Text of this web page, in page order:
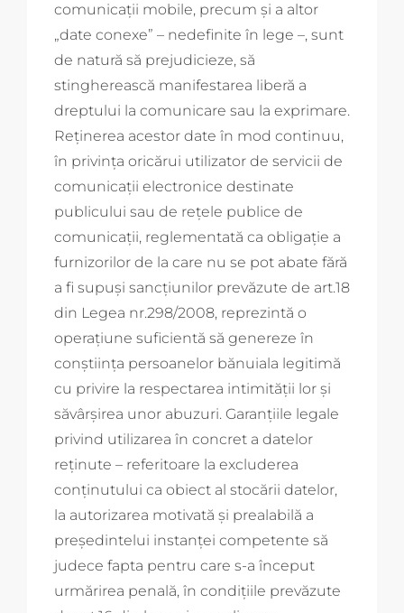
comunicaţii mobile, precum şi a altor
„date conexe” – nedefinite în lege –, sunt
de natură să prejudicieze, să
stingherească manifestarea liberă a
dreptului la comunicare sau la exprimare.
Reţinerea acestor date în mod continuu,
în privinţa oricărui utilizator de servicii de
comunicaţii electronice destinate
publicului sau de reţele publice de
comunicaţii, reglementată ca obligaţie a
furnizorilor de la care nu se pot abate fără
a fi supuşi sancţiunilor prevăzute de art.18
din Legea nr.298/2008, reprezintă o
operaţiune suficientă să genereze în
conştiinţa persoanelor bănuiala legitimă
cu privire la respectarea intimităţii lor şi
săvârşirea unor abuzuri. Garanţiile legale
privind utilizarea în concret a datelor
reţinute – referitoare la excluderea
conţinutului ca obiect al stocării datelor,
la autorizarea motivată şi prealabilă a
preşedintelui instanţei competente să
judece fapta pentru care s-a început
urmărirea penală, în condiţiile prevăzute